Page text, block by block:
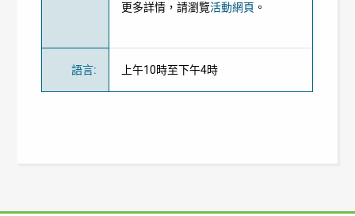
更多詳情，請瀏覽活動網頁 。
語言: 上午10時至下午4時